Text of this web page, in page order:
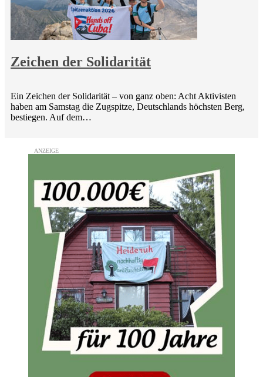
Zeichen der Solidarität
Ein Zeichen der Solidarität – von ganz oben: Acht Aktivisten
haben am Samstag die Zugspitze, Deutschlands höchsten Berg,
bestiegen. Auf dem…